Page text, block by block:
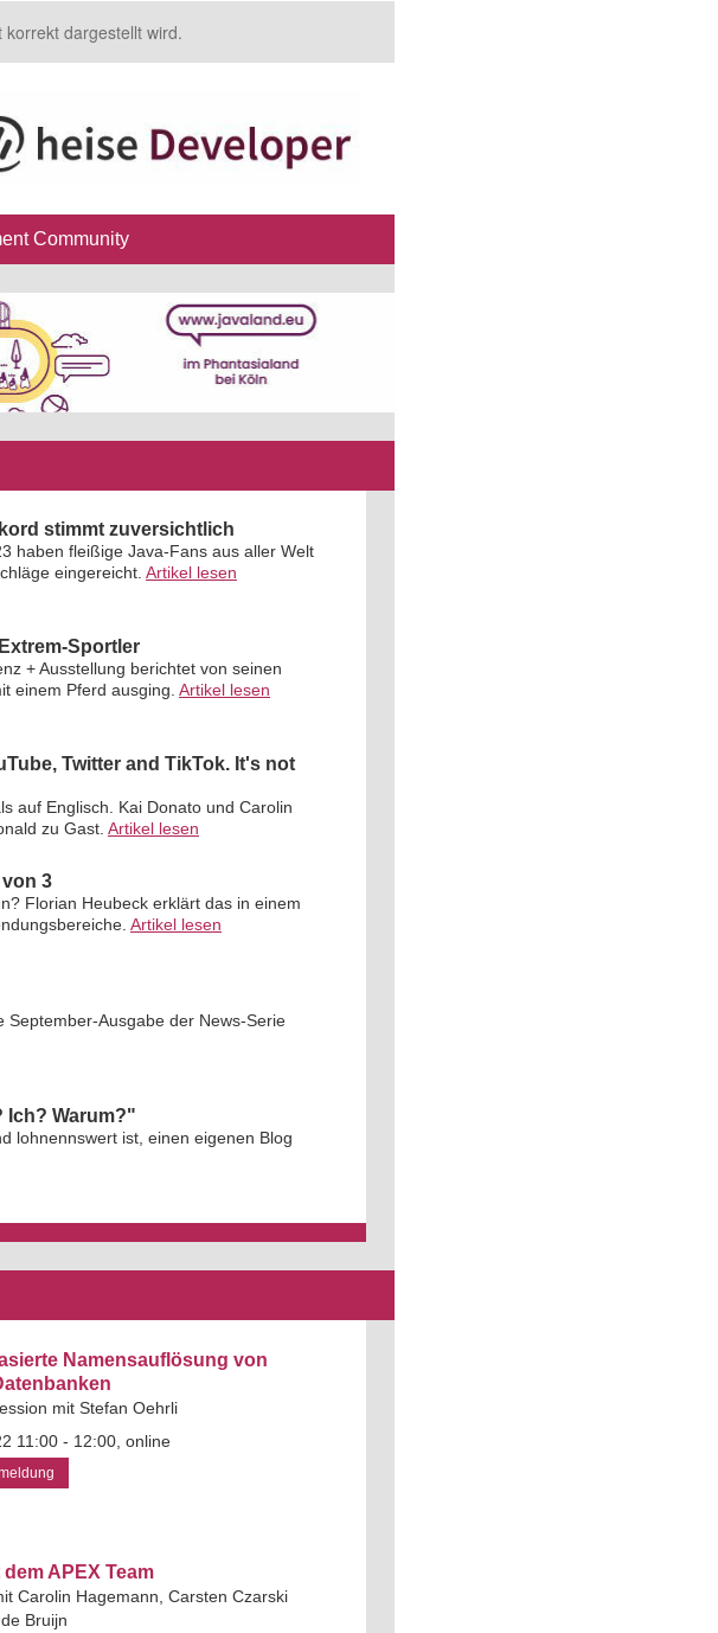
dargestellt wird.
Community
stimmt zuversichtlich
haben fleißige Java-Fans aus aller Welt
eingereicht. Artikel lesen
Sportler
+ Ausstellung berichtet von seinen
einem Pferd ausging. Artikel lesen
Twitter and TikTok. It's not
auf Englisch. Kai Donato und Carolin
zu Gast. Artikel lesen
3
Florian Heubeck erklärt das in einem
Artikel lesen
September-Ausgabe der News-Serie
Ich? Warum?"
lohnennswert ist, einen eigenen Blog
Namensauflösung von
mit Stefan Oehrli
11:00 - 12:00, online
APEX Team
Carolin Hagemann, Carsten Czarski
Bruijn